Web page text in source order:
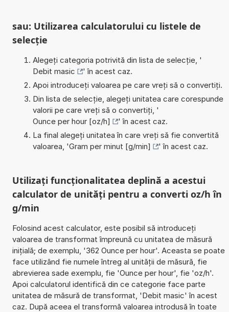
sau: Utilizarea calculatorului cu listele de
selecție
Alegeți categoria potrivită din lista de selecție, '
Debit masic
' în acest caz.
Apoi introduceți valoarea pe care vreți să o convertiți.
Din lista de selecție, alegeți unitatea care corespunde
valorii pe care vreți să o convertiți, '
Ounce per hour [oz/h]
' în acest caz.
La final alegeți unitatea în care vreți să fie convertită
valoarea, 'Gram per minut [g/min] ' în acest caz.
Utilizați funcționalitatea deplină a acestui
calculator de unități pentru a converti oz/h în
g/min
Folosind acest calculator, este posibil să introduceți
valoarea de transformat împreună cu unitatea de măsură
inițială; de exemplu, '362 Ounce per hour'. Aceasta se poate
face utilizând fie numele întreg al unității de măsură, fie
abrevierea sade exemplu, fie 'Ounce per hour', fie 'oz/h'.
Apoi calculatorul identifică din ce categorie face parte
unitatea de măsură de transformat, 'Debit masic' în acest
caz. După aceea el transformă valoarea introdusă în toate